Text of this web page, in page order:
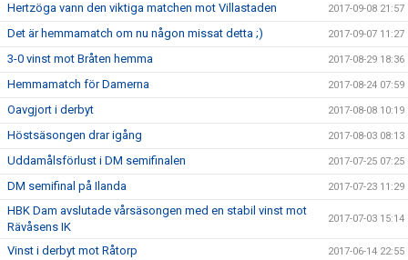
Hertzöga vann den viktiga matchen mot Villastaden 2017-09-08 21:57
Det är hemmamatch om nu någon missat detta ;) 2017-09-07 11:27
3-0 vinst mot Bråten hemma 2017-08-29 18:36
Hemmamatch för Damerna 2017-08-24 07:59
Oavgjort i derbyt 2017-08-08 10:19
Höstsäsongen drar igång 2017-08-03 08:13
Uddamålsförlust i DM semifinalen 2017-07-25 07:25
DM semifinal på Ilanda 2017-07-23 11:29
HBK Dam avslutade vårsäsongen med en stabil vinst mot
Rävåsens IK
2017-07-03 15:14
Vinst i derbyt mot Råtorp 2017-06-14 22:55